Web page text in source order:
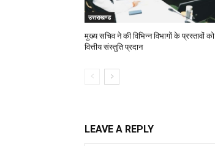
उत्तराखण्ड
मुख्य सचिव ने की विभिन्न विभागों के प्रस्तावों को
वित्तीय संस्तुति प्रदान
LEAVE A REPLY